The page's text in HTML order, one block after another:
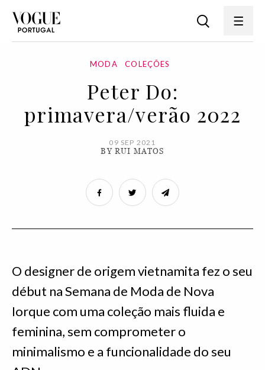
MODA COLEÇÕES
Peter Do:
primavera/verão 2022
09 SEP 2021
BY RUI MATOS
O designer de origem vietnamita fez o seu
début na Semana de Moda de Nova
Iorque com uma coleção mais fluida e
feminina, sem comprometer o
minimalismo e a funcionalidade do seu